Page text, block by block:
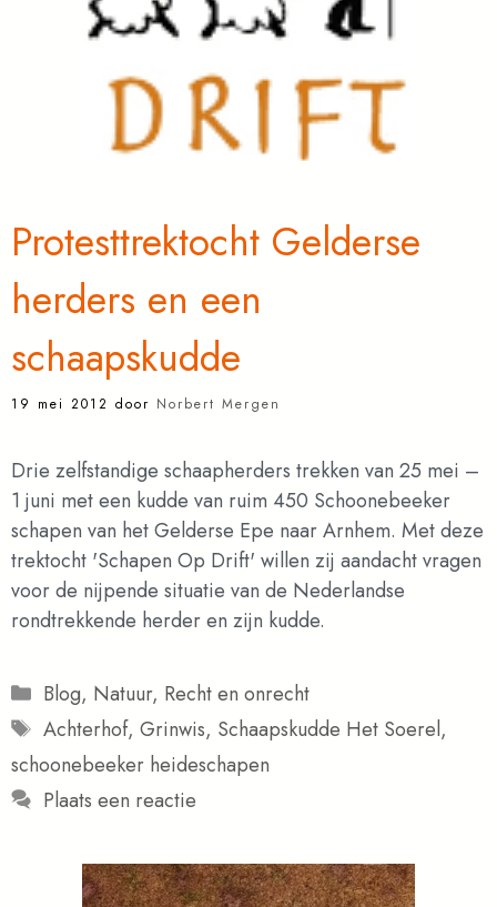
Protesttrektocht Gelderse
herders en een
schaapskudde
19 mei 2012 door Norbert Mergen
Drie zelfstandige schaapherders trekken van 25 mei –
1 juni met een kudde van ruim 450 Schoonebeeker
schapen van het Gelderse Epe naar Arnhem. Met deze
trektocht 'Schapen Op Drift' willen zij aandacht vragen
voor de nijpende situatie van de Nederlandse
rondtrekkende herder en zijn kudde.
Categorieën
Blog, Natuur, Recht en onrecht
Tags
Achterhof, Grinwis, Schaapskudde Het Soerel,
schoonebeeker heideschapen
Plaats een reactie